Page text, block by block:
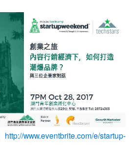
http://www.eventbrite.com/e/startup-